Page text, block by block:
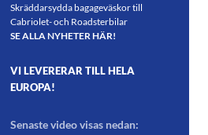
Skräddarsydda bagageväskor till
Cabriolet- och Roadsterbilar
SE ALLA NYHETER HÄR!
VI LEVERERAR TILL HELA
EUROPA!
Senaste video visas nedan: